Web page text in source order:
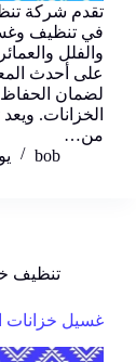
تقدم شركة
في تنظيف
والفلل
على أحدث
لضمان الحفاظ
الخزانات.
من…
bob
تنظيف
غسيل خزانات